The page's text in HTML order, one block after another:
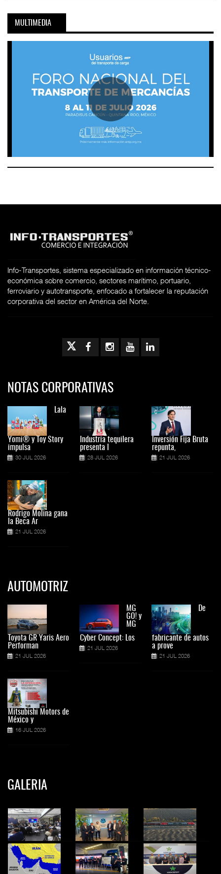
MULTIMEDIA
Info-Transportes, sistema especializado en información técnico-
económica sobre comercio, sectores marítimo, portuario,
ferroviario y autotransporte, enfocado a fortalecer la reputación
corporativa del sector en América del Norte.
NOTAS CORPORATIVAS
Lala
Yomi® y Toy Story
impulsa
30 JUL 2026
Rodrigo Molina gana
la Beca Ar
21 JUL 2026
Industria tequilera
presenta l
28 JUL 2026
Inversión Fija Bruta
repunta,
21 JUL 2026
AUTOMOTRIZ
Toyota GR Yaris Aero
Performan
21 JUL 2026
Mitsubishi Motors de
México y
16 JUL 2026
MG
GO! y
MG
Cyber Concept: Los
21 JUL 2026
De
fabricante de autos
a prove
21 JUL 2026
GALERIA